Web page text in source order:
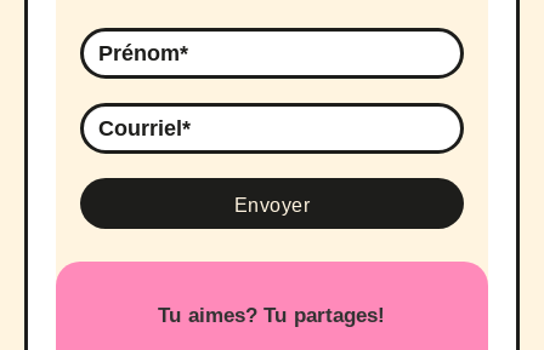
Tu aimes? Tu partages!